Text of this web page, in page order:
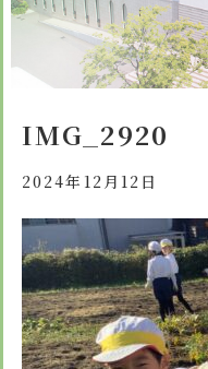
先生からメッセージ
教育方針 心・礼・知
心の育成
礼の育成
知の育成
募集案内
体験入学
よくある質問
諸届出用紙
卒業生進学先
学校生活
年間行事
委員会・クラブ活動
検定合格、入賞・入選
学校紹介ムービー
施設紹介
設備紹介
安心・安全
スクールバス
お知らせ
アクセス
特定商取引法に基づく表示
寄付金の募集
IMG_2920
2024年12月12日